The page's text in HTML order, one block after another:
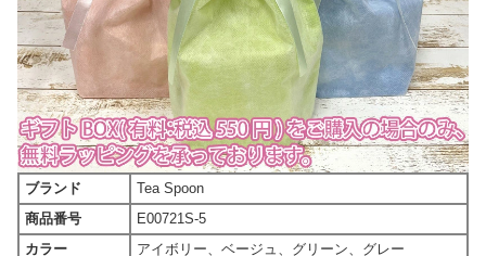
ブランド
Tea Spoon
商品番号
E00721S-5
カラー
アイボリー、ベージュ、グリーン、グレー